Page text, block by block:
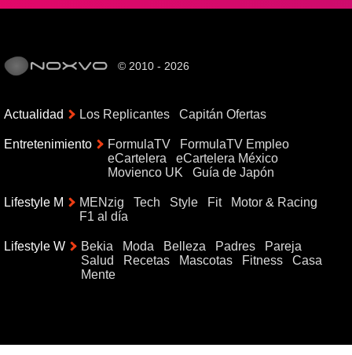
© 2010 - 2026
Actualidad Los Replicantes Capitán Ofertas
Entretenimiento FormulaTV
FormulaTV Empleo
eCartelera
eCartelera México
Movienco UK
Guía de Japón
Lifestyle M MENzig Tech Style Fit
Motor & Racing
F1 al día
Lifestyle W Bekia Moda Belleza Padres
Pareja
Salud
Recetas Mascotas Fitness
Casa
Mente